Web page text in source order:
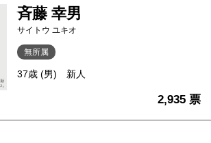
斉藤 幸男
サイトウ ユキオ
無所属
37歳 (男) 新人
2,935 票